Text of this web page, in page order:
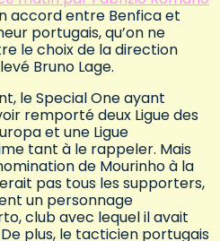
accord entre Benfica et
portugais, qu’on ne
le choix de la direction
Bruno Lage.
le Special One ayant
remporté deux Ligue des
et une Ligue
tant à le rappeler. Mais
de Mourinho à la
pas tous les supporters,
un personnage
club avec lequel il avait
plus, le tacticien portugais